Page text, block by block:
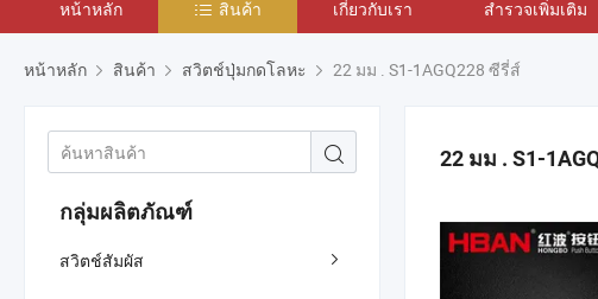
หน้าหลัก สินค้า เกี่ยวกับเรา สำรวจเพิ่มเติม
หน้าหลัก สินค้า สวิตช์ปุ่มกดโลหะ 22 มม . S1-1AGQ228 ซีรี่ส์
กลุ่มผลิตภัณฑ์
สวิตช์สัมผัส
22 มม . S1-